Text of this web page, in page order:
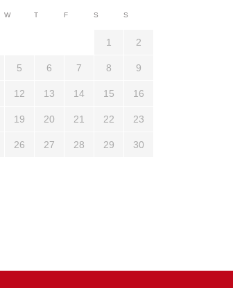
W T F S S
1 2
5 6 7 8 9
12 13 14 15 16
19 20 21 22 23
26 27 28 29 30